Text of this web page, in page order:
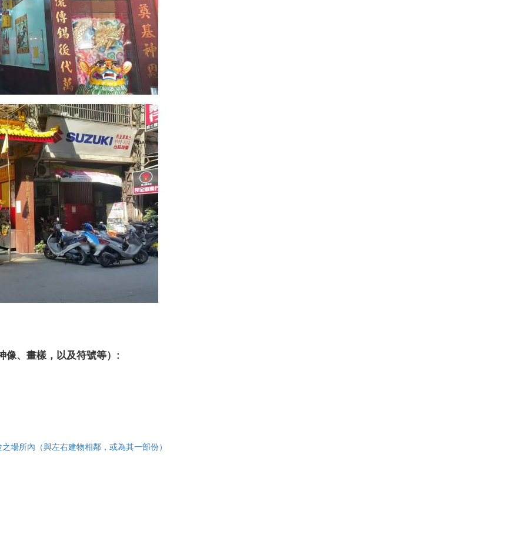
像、畫樣，以及符號等）:
場所內（與左右建物相鄰，或為其一部份）